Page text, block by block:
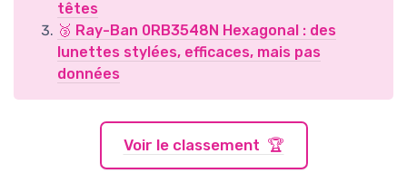
têtes
🥉 Ray-Ban 0RB3548N Hexagonal : des
lunettes stylées, efficaces, mais pas
données
Voir le classement 🏆